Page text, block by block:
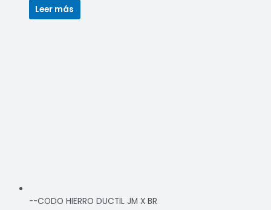
Leer más
--CODO HIERRO DUCTIL JM X BR